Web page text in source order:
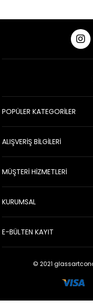
POPÜLER KATEGORİLER
ALIŞVERİŞ BİLGİLERİ
MÜŞTERİ HİZMETLERİ
KURUMSAL
E-BÜLTEN KAYIT
© 2021